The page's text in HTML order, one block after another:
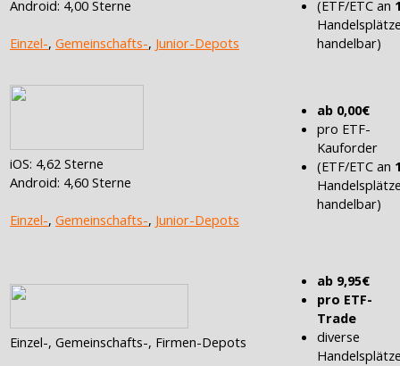
Android: 4,00 Sterne
Einzel-, Gemeinschafts-, Junior-Depots
(ETF/ETC an
handelbar)
iOS: 4,62 Sterne
Android: 4,60 Sterne
Einzel-, Gemeinschafts-, Junior-Depots
ab 0,00€
pro ETF-
Kauforder
(ETF/ETC an
handelbar)
Einzel-, Gemeinschafts-, Firmen-Depots
ab 9,95€
pro ETF-
Trade
diverse